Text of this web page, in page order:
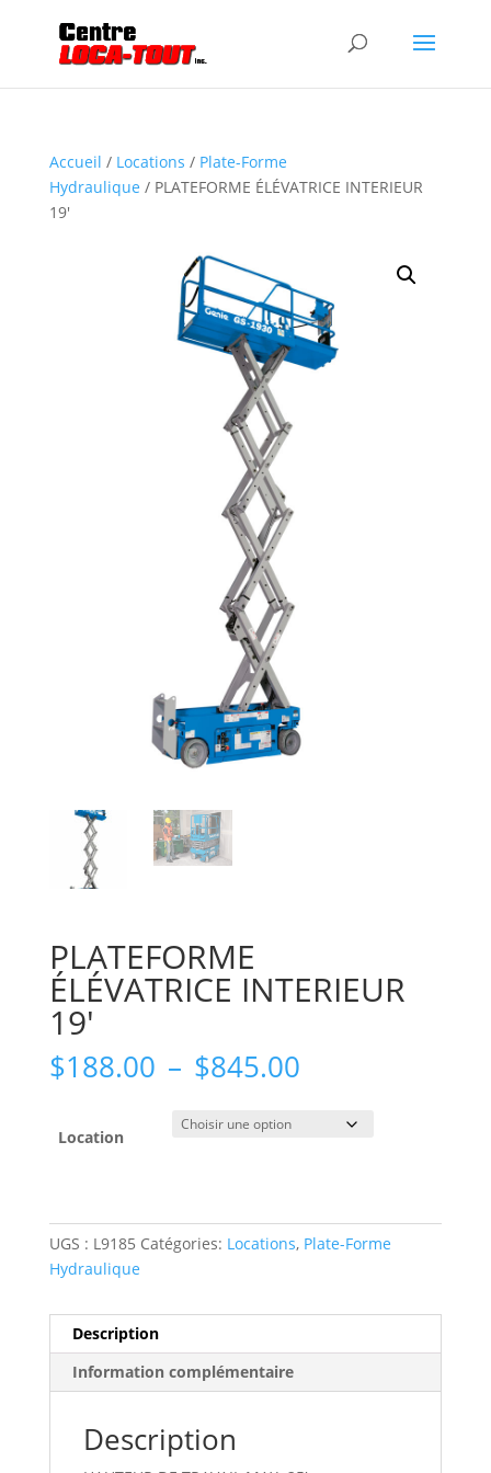
Accueil / Locations / Plate-Forme
Hydraulique / PLATEFORME ÉLÉVATRICE INTERIEUR
19′
PLATEFORME
ÉLÉVATRICE INTERIEUR
19′
$188.00 – $845.00Plage
prix :
$188.00
Location
UGS : L9185 Catégories: Locations, Plate-Forme
Hydraulique
Description
Information complémentaire
Description